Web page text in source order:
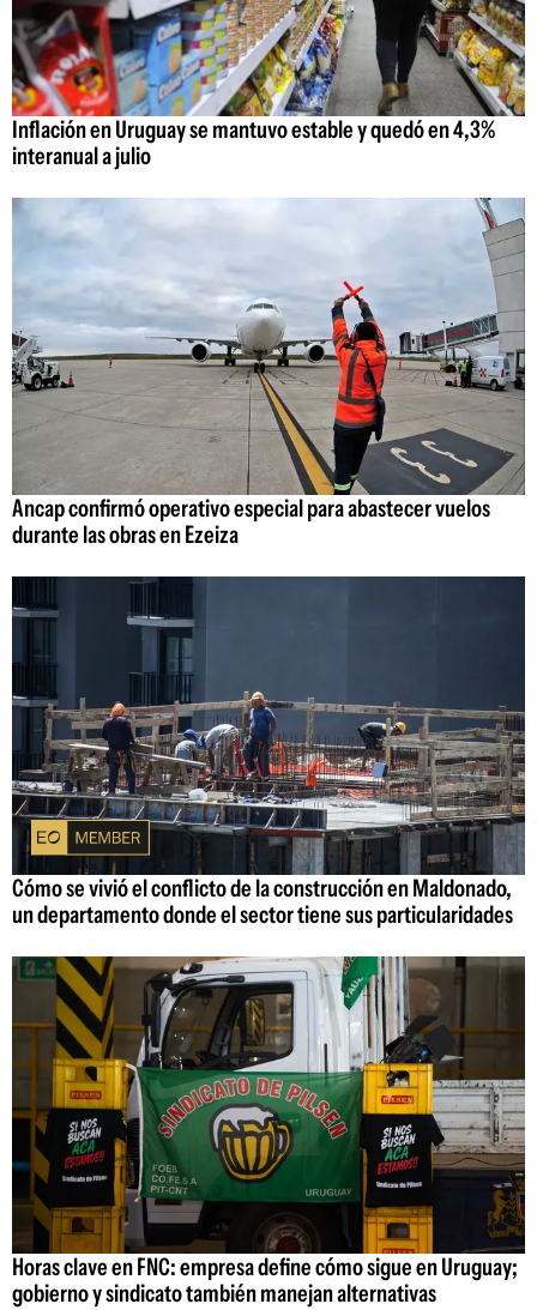
Inflación en Uruguay se mantuvo estable y quedó en 4,3%
interanual a julio
Ancap confirmó operativo especial para abastecer vuelos
durante las obras en Ezeiza
Cómo se vivió el conflicto de la construcción en Maldonado,
un departamento donde el sector tiene sus particularidades
Horas clave en FNC: empresa define cómo sigue en Uruguay;
gobierno y sindicato también manejan alternativas